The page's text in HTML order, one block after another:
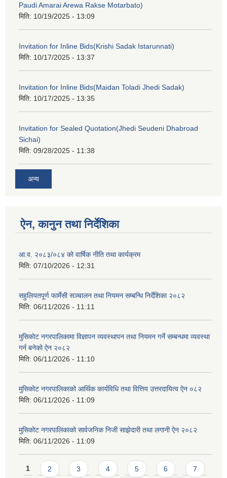
Paudi Amarai Arewa Rakse Motarbato)
मिति: 10/19/2025 - 13:09
Invitation for Inline Bids(Krishi Sadak Istarunnati)
मिति: 10/17/2025 - 13:37
Invitation for Inline Bids(Maidan Toladi Jhedi Sadak)
मिति: 10/17/2025 - 13:35
Invitation for Sealed Quotation(Jhedi Seudeni Dhabroad
Sichai)
मिति: 09/28/2025 - 11:38
अन्य
ऐन, कानुन तथा निर्देशिका
आ.व. २०८३/०८४ को वार्षिक नीति तथा कार्यक्रम
मिति: 07/10/2026 - 12:31
सहुलियतपूर्ण फार्मेसी सञ्चालन तथा नियमन सम्बन्धि निर्देशिका २०८२
मिति: 06/11/2026 - 11:11
मुसिकोट नगरपालिकामा विज्ञापन व्यवस्थापन तथा नियमन गर्ने सम्बन्धमा व्यवस्था
गर्न बनेको ऐन २०८२
मिति: 06/11/2026 - 11:10
मुसिकोट नगरपालिकाको आर्थिक कार्यविधि तथा वित्तिय उत्तरदायित्व ऐन ०८२
मिति: 06/11/2026 - 11:09
मुसिकोट नगरपालिकाको सार्वजनिक निजी साझेदारी तथा लगानी ऐन २०८२
मिति: 06/11/2026 - 11:09
Pages
1 2 3 4 5 6 7